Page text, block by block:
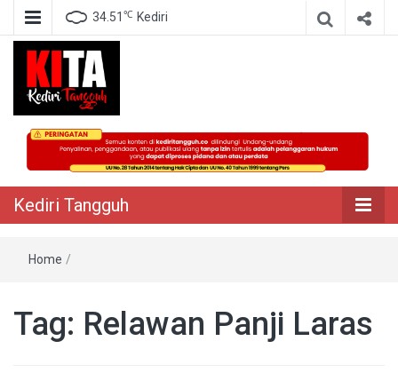
34.51 ℃ Kediri
Kediri Tangguh
Berita Akurat Terpercaya
Kediri Tangguh
Home /
Tag: Relawan Panji Laras